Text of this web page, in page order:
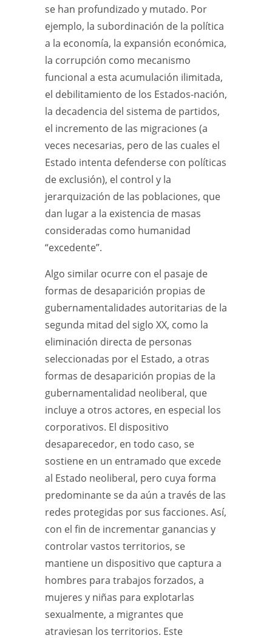
se han profundizado y mutado. Por
ejemplo, la subordinación de la política
a la economía, la expansión económica,
la corrupción como mecanismo
funcional a esta acumulación ilimitada,
el debilitamiento de los Estados-nación,
la decadencia del sistema de partidos,
el incremento de las migraciones (a
veces necesarias, pero de las cuales el
Estado intenta defenderse con políticas
de exclusión), el control y la
jerarquización de las poblaciones, que
dan lugar a la existencia de masas
consideradas como humanidad
“excedente”.
Algo similar ocurre con el pasaje de
formas de desaparición propias de
gubernamentalidades autoritarias de la
segunda mitad del siglo XX, como la
eliminación directa de personas
seleccionadas por el Estado, a otras
formas de desaparición propias de la
gubernamentalidad neoliberal, que
incluye a otros actores, en especial los
corporativos. El dispositivo
desaparecedor, en todo caso, se
sostiene en un entramado que excede
al Estado neoliberal, pero cuya forma
predominante se da aún a través de las
redes protegidas por sus facciones. Así,
con el fin de incrementar ganancias y
controlar vastos territorios, se
mantiene un dispositivo que captura a
hombres para trabajos forzados, a
mujeres y niñas para explotarlas
sexualmente, a migrantes que
atraviesan los territorios. Este